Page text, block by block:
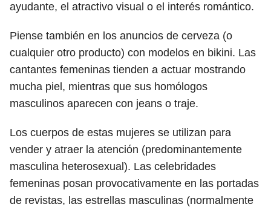
ayudante, el atractivo visual o el interés romántico.
Piense también en los anuncios de cerveza (o
cualquier otro producto) con modelos en bikini. Las
cantantes femeninas tienden a actuar mostrando
mucha piel, mientras que sus homólogos
masculinos aparecen con jeans o traje.
Los cuerpos de estas mujeres se utilizan para
vender y atraer la atención (predominantemente
masculina heterosexual). Las celebridades
femeninas posan provocativamente en las portadas
de revistas, las estrellas masculinas (normalmente